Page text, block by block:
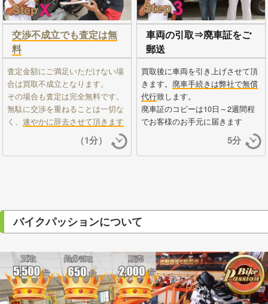
交渉不成立でも査定は無
料
査定金額にご満足いただけない場
合は買取不成立となります。
その場合も査定は完全無料です。
無駄に交渉を重ねることは一切な
く、 速やかに辞去させて頂きます
（1分）
車両の引取⇒廃車証をご
郵送
買取後に車両を引き上げさせて頂
きます。 廃車手続きは弊社で無償
代行致します。
廃車証のコピーは10日～2週間程
でお客様のお手元に届きます
5分
バイクパッションについて